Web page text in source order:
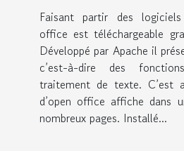
Faisant partir des
office est téléchargeable
Développé par Apache il
c’est-à-dire des
traitement de texte. C’est
d’open office affiche dans
nombreux pages. Installé...